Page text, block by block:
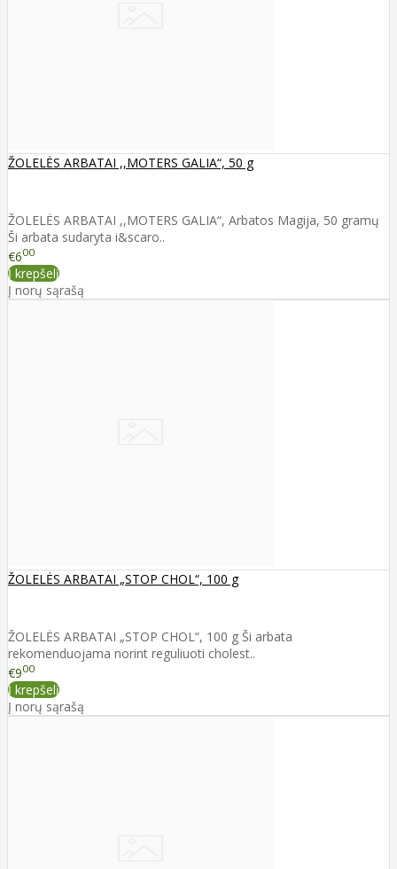
ŽOLELĖS ARBATAI ,,MOTERS GALIA“, 50 g
ŽOLELĖS ARBATAI ,,MOTERS GALIA“, Arbatos Magija, 50 gramų
Ši arbata sudaryta i&scaro..
€600
Į krepšelį
Į norų sąrašą
ŽOLELĖS ARBATAI „STOP CHOL“, 100 g
ŽOLELĖS ARBATAI „STOP CHOL“, 100 g Ši arbata
rekomenduojama norint reguliuoti cholest..
€900
Į krepšelį
Į norų sąrašą